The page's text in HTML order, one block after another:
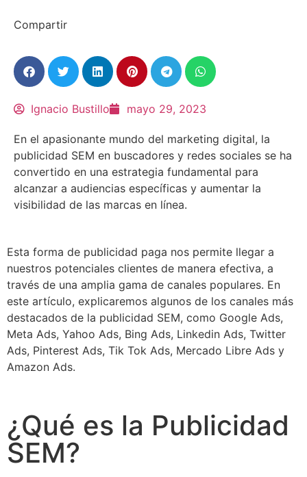
Compartir
Ignacio Bustillo mayo 29, 2023
En el apasionante mundo del marketing digital, la
publicidad SEM en buscadores y redes sociales se ha
convertido en una estrategia fundamental para
alcanzar a audiencias específicas y aumentar la
visibilidad de las marcas en línea.
Esta forma de publicidad paga nos permite llegar a
nuestros potenciales clientes de manera efectiva, a
través de una amplia gama de canales populares. En
este artículo, explicaremos algunos de los canales más
destacados de la publicidad SEM, como Google Ads,
Meta Ads, Yahoo Ads, Bing Ads, Linkedin Ads, Twitter
Ads, Pinterest Ads, Tik Tok Ads, Mercado Libre Ads y
Amazon Ads.
¿Qué es la Publicidad
SEM?